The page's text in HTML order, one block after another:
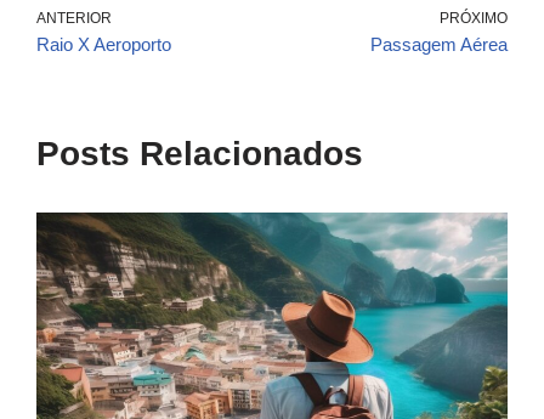
ANTERIOR
Raio X Aeroporto
PRÓXIMO
Passagem Aérea
Posts Relacionados